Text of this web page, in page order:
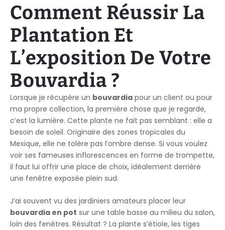
Comment Réussir La
Plantation Et
L’exposition De Votre
Bouvardia ?
Lorsque je récupère un bouvardia pour un client ou pour
ma propre collection, la première chose que je regarde,
c’est la lumière. Cette plante ne fait pas semblant : elle a
besoin de soleil. Originaire des zones tropicales du
Mexique, elle ne tolère pas l’ombre dense. Si vous voulez
voir ses fameuses inflorescences en forme de trompette,
il faut lui offrir une place de choix, idéalement derrière
une fenêtre exposée plein sud.
J’ai souvent vu des jardiniers amateurs placer leur
bouvardia en pot sur une table basse au milieu du salon,
loin des fenêtres. Résultat ? La plante s’étiole, les tiges